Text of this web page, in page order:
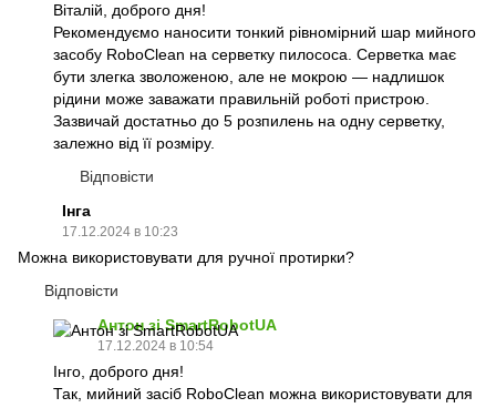
Віталій, доброго дня!
Рекомендуємо наносити тонкий рівномірний шар мийного
засобу RoboClean на серветку пилососа. Серветка має
бути злегка зволоженою, але не мокрою — надлишок
рідини може заважати правильній роботі пристрою.
Зазвичай достатньо до 5 розпилень на одну серветку,
залежно від її розміру.
Відповісти
Інга
17.12.2024 в 10:23
Можна використовувати для ручної протирки?
Відповісти
Антон зі SmartRobotUA
17.12.2024 в 10:54
Інго, доброго дня!
Так, мийний засіб RoboClean можна використовувати для